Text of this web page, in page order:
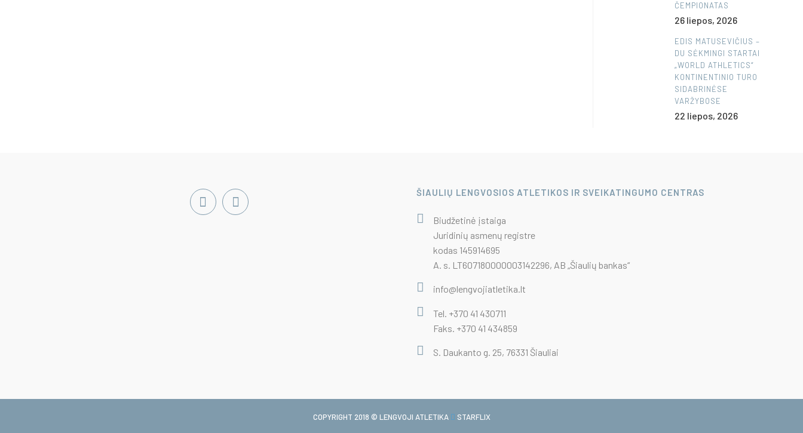
ČEMPIONATAS
26 liepos, 2026
EDIS MATUSEVIČIUS –
DU SĖKMINGI STARTAI
„WORLD ATHLETICS“
KONTINENTINIO TURO
SIDABRINĖSE
VARŽYBOSE
22 liepos, 2026
ŠIAULIŲ LENGVOSIOS ATLETIKOS IR SVEIKATINGUMO CENTRAS
Biudžetinė įstaiga
Juridinių asmenų registre
kodas 145914695
A. s. LT607180000003142296, AB „Šiaulių bankas“
info@lengvojiatletika.lt
Tel. +370 41 430711
Faks. +370 41 434859
S. Daukanto g. 25, 76331 Šiauliai
COPYRIGHT 2018 © LENGVOJI ATLETIKA STARFLIX